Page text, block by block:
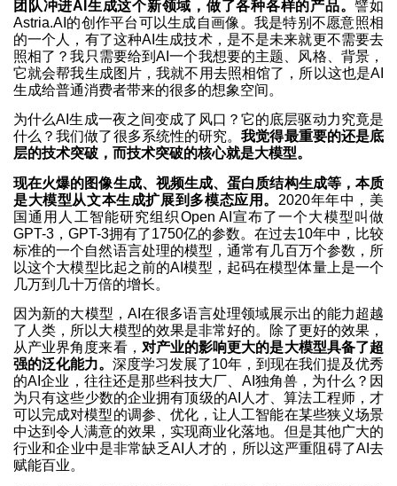
团队冲进AI生成这个新领域，做了各种各样的产品。譬如
Astria.AI的创作平台可以生成自画像。我是特别不愿意照相
的一个人，有了这种AI生成技术，是不是未来就更不需要去
照相了？我只需要给到AI一个我想要的主题、风格、背景，
它就会帮我生成图片，我就不用去照相馆了，所以这也是AI
生成给普通消费者带来的很多的想象空间。
为什么AI生成一夜之间变成了风口？它的底层驱动力究竟是
什么？我们做了很多系统性的研究。我觉得最重要的还是底
层的技术突破，而技术突破的核心就是大模型。
现在火爆的图像生成、视频生成、蛋白质结构生成等，本质
是大模型从文本生成扩展到多模态应用。 2020年年中，美
国通用人工智能研究组织Open AI宣布了一个大模型叫做
GPT-3，GPT-3拥有了1750亿的参数。在过去10年中，比较
标准的一个自然语言处理的模型，通常有几百万个参数，所
以这个大模型比起之前的AI模型，起码在模型体量上是一个
几万到几十万倍的增长。
因为新的大模型，AI在很多语言处理领域展示出的能力超越
了人类，所以大模型的效果是非常好的。除了更好的效果，
从产业界角度来看， 对产业的影响更大的是大模型具备了超
强的泛化能力。 深度学习发展了10年，到现在我们提及优秀
的AI企业，往往还是那些科技大厂、AI独角兽，为什么？因
为只有这些少数的企业拥有顶级的AI人才、算法工程师，才
可以完成对模型的调参、优化，让人工智能在某些狭义场景
中达到令人满意的效果，实现商业化落地。但是其他广大的
行业和企业中是非常缺乏AI人才的，所以这严重阻碍了AI去
赋能百业。